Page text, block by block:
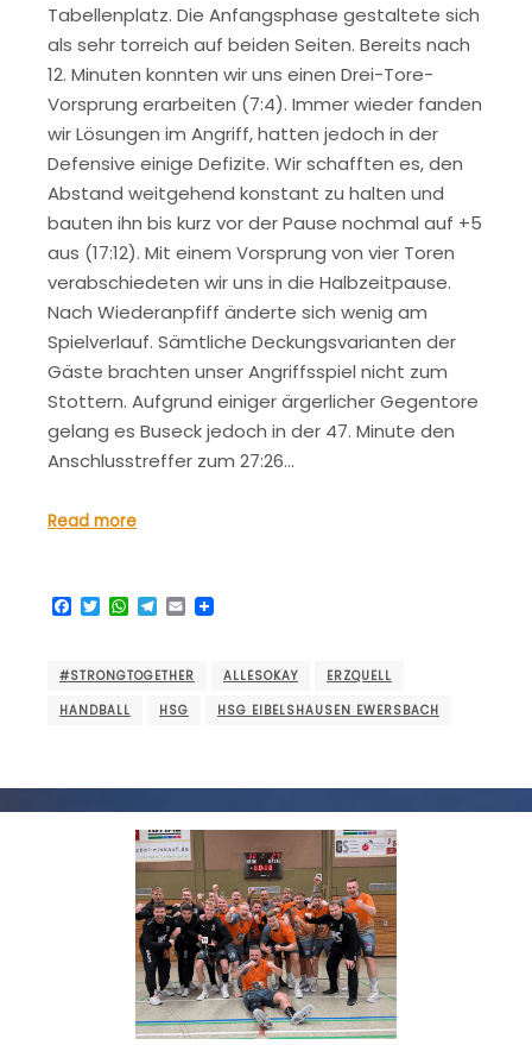
Tabellenplatz. Die Anfangsphase gestaltete sich
als sehr torreich auf beiden Seiten. Bereits nach
12. Minuten konnten wir uns einen Drei-Tore-
Vorsprung erarbeiten (7:4). Immer wieder fanden
wir Lösungen im Angriff, hatten jedoch in der
Defensive einige Defizite. Wir schafften es, den
Abstand weitgehend konstant zu halten und
bauten ihn bis kurz vor der Pause nochmal auf +5
aus (17:12). Mit einem Vorsprung von vier Toren
verabschiedeten wir uns in die Halbzeitpause.
Nach Wiederanpfiff änderte sich wenig am
Spielverlauf. Sämtliche Deckungsvarianten der
Gäste brachten unser Angriffsspiel nicht zum
Stottern. Aufgrund einiger ärgerlicher Gegentore
gelang es Buseck jedoch in der 47. Minute den
Anschlusstreffer zum 27:26…
Read more
Facebook
TwitterWhatsApp
Telegram
Email
#STRONGTOGETHER ALLESOKAY
ERZQUELL
HANDBALL
HSG HSG EIBELSHAUSEN EWERSBACH